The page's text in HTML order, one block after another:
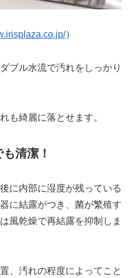
）
ブル水流で汚れをしっかり
も綺麗に落とせます。
清潔！
に内部に湿度が残っている
に結露がつき、菌が繁殖す
風乾燥で再結露を抑制しま
、汚れの程度によってこと